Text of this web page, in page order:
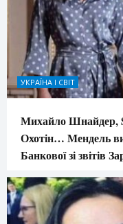
УКРАЇНА І СВІТ
Михайло Шнайдер,
Охотін… Мендель
Банкової зі звітів